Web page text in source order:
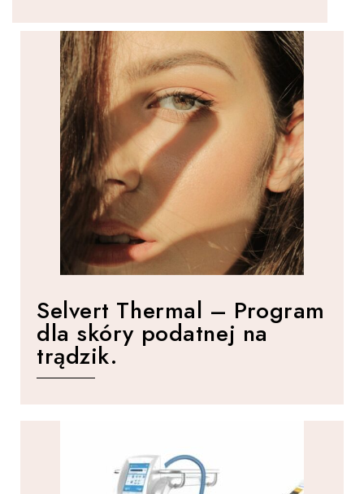
Selvert Thermal – Program
dla skóry podatnej na
trądzik.